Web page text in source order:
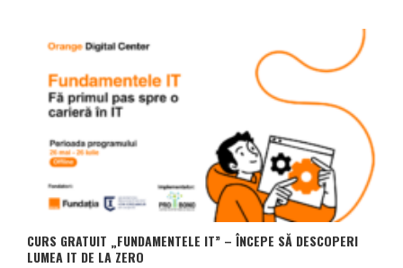
CURS GRATUIT „FUNDAMENTELE IT” – ÎNCEPE SĂ DESCOPERI
LUMEA IT DE LA ZERO